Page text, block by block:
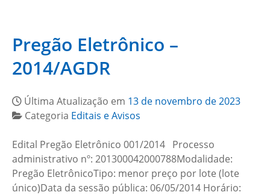
Pregão Eletrônico –
2014/AGDR
Última Atualização em 13 de novembro de 2023
Categoria Editais e Avisos
Edital Pregão Eletrônico 001/2014 Processo
administrativo nº: 201300042000788Modalidade:
Pregão EletrônicoTipo: menor preço por lote (lote
único)Data da sessão pública: 06/05/2014 Horário: